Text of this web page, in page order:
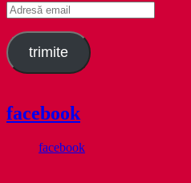
Adresă
email
trimite
facebook
facebook